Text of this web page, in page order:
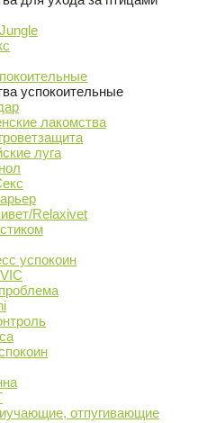
успокоительные
лакомства
луга
Relaxivet
успокоин
отпугивающие